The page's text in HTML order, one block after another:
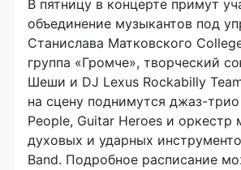
В пятницу в концерте примут
объединение музыкантов под
Станислава Матковского
группа «Громче», творческий
Шеши и DJ Lexus Rockabilly
на сцену поднимутся джаз-
People, Guitar Heroes и оркестр
духовых и ударных
Band. Подробное расписание